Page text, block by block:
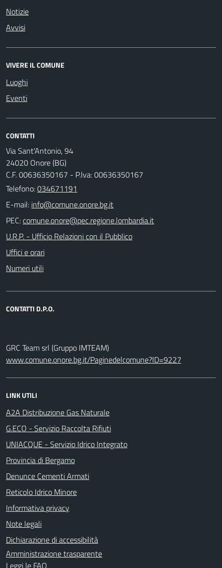
Notizie
Avvisi
VIVERE IL COMUNE
Luoghi
Eventi
CONTATTI
Via Sant'Antonio, 94
24020 Onore (BG)
C.F. 00636350167 - P.Iva: 00636350167
Telefono:034671191
E-mail:
PEC:
U.R.P. - Ufficio Relazioni con il Pubblico
Uffici e orari
Numeri utili
CONTATTI D.P.O.
GRC Team srl (Gruppo IMTEAM)
www.comune.onore.bg.it/Paginedelcomune?ID=9227
LINK UTILI
A2A Distribuzione Gas Naturale
G.ECO - Servizio Raccolta Rifiuti
UNIACQUE - Servizio Idrico Integrato
Provincia di Bergamo
Denunce Cementi Armati
Reticolo Idrico Minore
Informativa privacy
Note legali
Dichiarazione di accessibilità
Amministrazione trasparente
Leggi le FAQ